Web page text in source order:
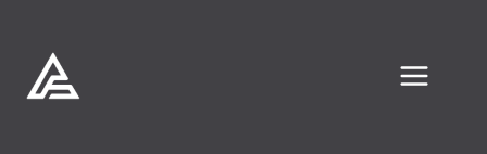
contenu